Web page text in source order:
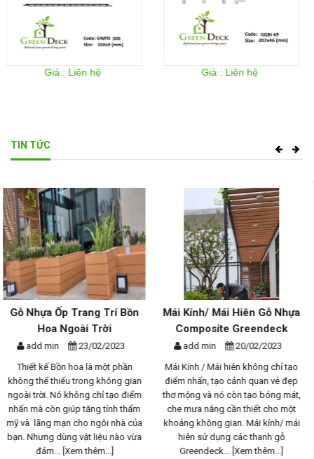
Giá : Liên hệ Giá : Liên hệ
TIN TỨC
Mái Kính/ Mái Hiên Gỗ Nhựa
Composite Greendeck
add min
20/02/2023
Mái Kính / Mái hiên không chỉ tạo
điểm nhấn, tạo cảnh quan vẻ đẹp
thơ mộng và nó còn tạo bóng mát,
che mưa nắng cần thiết cho một
khoảng không gian. Mái kính/ mái
hiên sử dụng các thanh gỗ
Greendeck...[Xem thêm...]
Giàn Hoa Gỗ Nhựa Ngoài
Trời Composite - Phương Án
Th...
add min
17/02/2023
Giàn hoa gỗ nhựa ngoài trời là một
phần quan trọng trong thiết kế
không gian sống ngoài trời, nó
không chỉ tạo điểm nhấn và mang
lại vẻ đẹp tự nhiên tuyệt vời mà con
là không gian bóng mát cho...